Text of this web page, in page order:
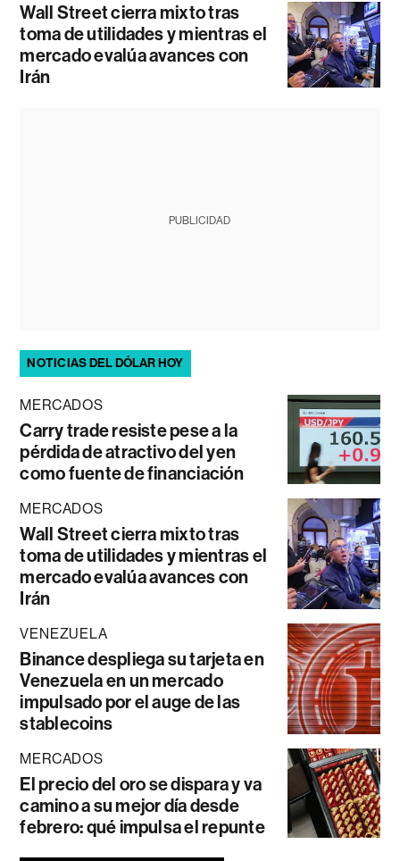
Wall Street cierra mixto tras
toma de utilidades y mientras el
mercado evalúa avances con
Irán
PUBLICIDAD
NOTICIAS DEL DÓLAR HOY
MERCADOS
Carry trade resiste pese a la
pérdida de atractivo del yen
como fuente de financiación
MERCADOS
Wall Street cierra mixto tras
toma de utilidades y mientras el
mercado evalúa avances con
Irán
VENEZUELA
Binance despliega su tarjeta en
Venezuela en un mercado
impulsado por el auge de las
stablecoins
MERCADOS
El precio del oro se dispara y va
camino a su mejor día desde
febrero: qué impulsa el repunte